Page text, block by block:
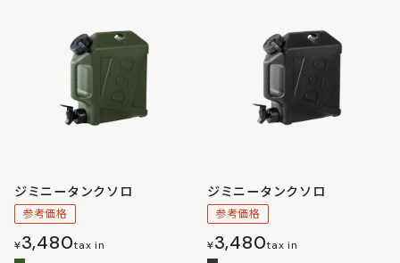
ジミニータンクソロ
参考価格
¥3,480tax in
ジミニータンクソロ
参考価格
¥3,480tax in